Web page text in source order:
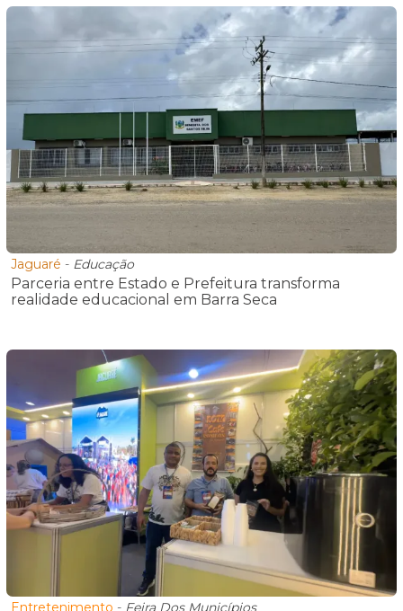
Jaguaré - Educação
Parceria entre Estado e Prefeitura transforma
realidade educacional em Barra Seca
Entretenimento - Feira Dos Municípios